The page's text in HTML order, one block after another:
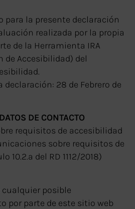
para la presente declaración
realizada por la propia
de la Herramienta IRA
de Accesibilidad) del
28 de Febrero de
DE CONTACTO
requisitos de accesibilidad
sobre requisitos de
10.2.a del RD 1112/2018)
posible
por parte de este sitio web